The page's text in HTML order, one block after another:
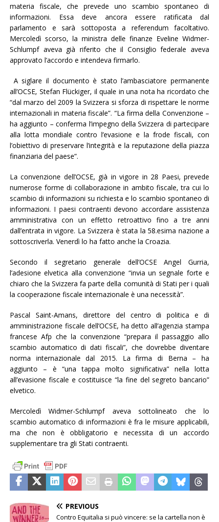
materia fiscale, che prevede uno scambio spontaneo di
informazioni. Essa deve ancora essere ratificata dal
parlamento e sarà sottoposta a referendum facoltativo.
Mercoledì scorso, la ministra delle finanze Eveline Widmer-
Schlumpf aveva già riferito che il Consiglio federale aveva
approvato l’accordo e intendeva firmarlo.
A siglare il documento è stato l’ambasciatore permanente
all’OCSE, Stefan Flückiger, il quale in una nota ha ricordato che
“dal marzo del 2009 la Svizzera si sforza di rispettare le norme
internazionali in materia fiscale”. “La firma della Convenzione –
ha aggiunto – conferma l’impegno della Svizzera di partecipare
alla lotta mondiale contro l’evasione e la frode fiscali, con
l’obiettivo di preservare l’integrità e la reputazione della piazza
finanziaria del paese”.
La convenzione dell’OCSE, già in vigore in 28 Paesi, prevede
numerose forme di collaborazione in ambito fiscale, tra cui lo
scambio di informazioni su richiesta e lo scambio spontaneo di
informazioni. I paesi contraenti devono accordare assistenza
amministrativa con un effetto retroattivo fino a tre anni
dall’entrata in vigore. La Svizzera è stata la 58.esima nazione a
sottoscriverla. Venerdì lo ha fatto anche la Croazia.
Secondo il segretario generale dell’OCSE Angel Gurria,
l’adesione elvetica alla convenzione “invia un segnale forte e
chiaro che la Svizzera fa parte della comunità di Stati per i quali
la cooperazione fiscale internazionale è una necessità”.
Pascal Saint-Amans, direttore del centro di politica e di
amministrazione fiscale dell’OCSE, ha detto all’agenzia stampa
francese Afp che la convenzione “prepara il passaggio allo
scambio automatico di dati fiscali”, che dovrebbe diventare
norma internazionale dal 2015. La firma di Berna – ha
aggiunto – è “una tappa molto significativa” nella lotta
all’evasione fiscale e costituisce “la fine del segreto bancario”
elvetico.
Mercoledì Widmer-Schlumpf aveva sottolineato che lo
scambio automatico di informazioni è fra le misure applicabili,
ma che non è obbligatorio e necessita di un accordo
supplementare tra gli Stati contraenti.
PREVIOUS
Contro Equitalia si può vincere: se la cartella non è